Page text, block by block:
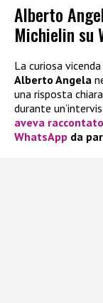
Alberto
Michielin su
La curiosa
Alberto Angela
una risposta
durante
aveva
WhatsApp da